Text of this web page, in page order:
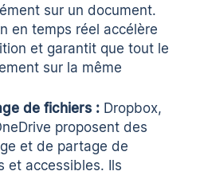
sur un document.
en temps réel accélère
et garantit que tout le
sur la même
de fichiers : Dropbox,
proposent des
et de partage de
et accessibles. Ils